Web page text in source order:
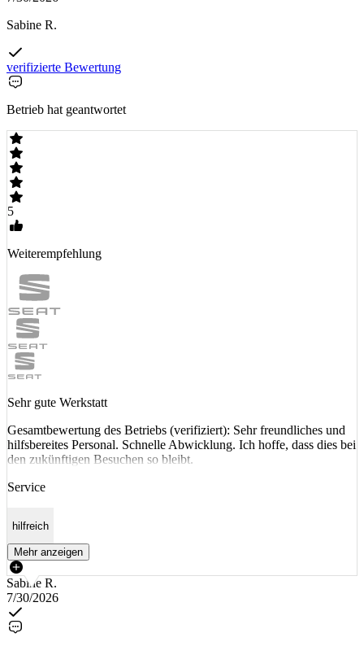
Sabine R.
verifizierte Bewertung
Betrieb hat geantwortet
5
Weiterempfehlung
Sehr gute Werkstatt
Gesamtbewertung des Betriebs (verifiziert): Sehr freundliches und
hilfsbereites Personal. Schnelle Abwicklung. Ich hoffe, dass dies bei
den zukünftigen Besuchen so bleibt.
Service
hilfreich
Mehr anzeigen
Sabine R.
7/30/2026